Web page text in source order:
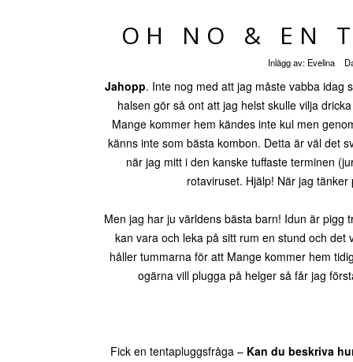
OH NO & EN
Inlägg av: Evelina
Jahopp. Inte nog med att jag måste vabba idag
halsen gör så ont att jag helst skulle vilja
Mange kommer hem kändes inte kul men
känns inte som bästa kombon. Detta är väl det
när jag mitt i den kanske tuffaste terminen
rotaviruset. Hjälp! När jag
Men jag har ju världens bästa barn! Idun är
kan vara och leka på sitt rum en stund och
håller tummarna för att Mange kommer hem
ogärna vill plugga på helger så får jag
Fick en tentapluggsfråga – Kan du beskriva